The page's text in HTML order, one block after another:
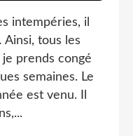
intempéries, il
tous les
prends congé
semaines. Le
est venu. Il